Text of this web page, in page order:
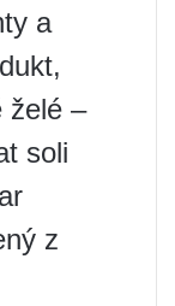
a
želé –
soli
z